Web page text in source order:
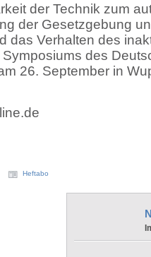
der Technik zum
der Gesetzgebung
das Verhalten des
des
26. September in
Heftabo